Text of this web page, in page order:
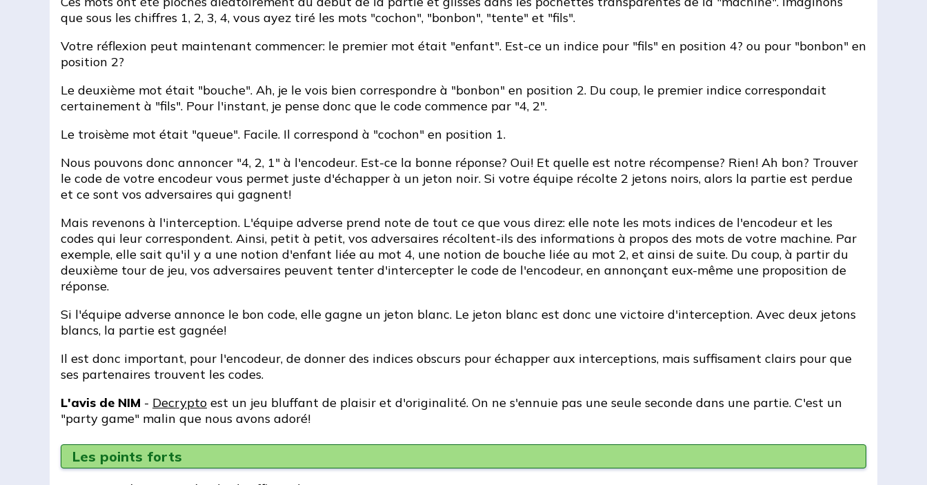
que sous les chiffres 1, 2, 3, 4, vous ayez tiré les mots "cochon", "bonbon", "tente" et "fils".
Votre réflexion peut maintenant commencer: le premier mot était "enfant". Est-ce un indice pour "fils" en position 4? ou pour "bonbon" en
position 2?
Le deuxième mot était "bouche". Ah, je le vois bien correspondre à "bonbon" en position 2. Du coup, le premier indice correspondait
certainement à "fils". Pour l'instant, je pense donc que le code commence par "4, 2".
Le troisème mot était "queue". Facile. Il correspond à "cochon" en position 1.
Nous pouvons donc annoncer "4, 2, 1" à l'encodeur. Est-ce la bonne réponse? Oui! Et quelle est notre récompense? Rien! Ah bon? Trouver
le code de votre encodeur vous permet juste d'échapper à un jeton noir. Si votre équipe récolte 2 jetons noirs, alors la partie est perdue
et ce sont vos adversaires qui gagnent!
Mais revenons à l'interception. L'équipe adverse prend note de tout ce que vous direz: elle note les mots indices de l'encodeur et les
codes qui leur correspondent. Ainsi, petit à petit, vos adversaires récoltent-ils des informations à propos des mots de votre machine. Par
exemple, elle sait qu'il y a une notion d'enfant liée au mot 4, une notion de bouche liée au mot 2, et ainsi de suite. Du coup, à partir du
deuxième tour de jeu, vos adversaires peuvent tenter d'intercepter le code de l'encodeur, en annonçant eux-même une proposition de
réponse.
Si l'équipe adverse annonce le bon code, elle gagne un jeton blanc. Le jeton blanc est donc une victoire d'interception. Avec deux jetons
blancs, la partie est gagnée!
Il est donc important, pour l'encodeur, de donner des indices obscurs pour échapper aux interceptions, mais suffisament clairs pour que
ses partenaires trouvent les codes.
L'avis de NIM - Decrypto est un jeu bluffant de plaisir et d'originalité. On ne s'ennuie pas une seule seconde dans une partie. C'est un
"party game" malin que nous avons adoré!
Les points forts